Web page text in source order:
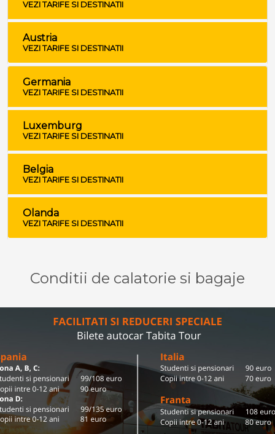
VEZI TARIFE SI DESTINATII
Austria
VEZI TARIFE SI DESTINATII
Germania
VEZI TARIFE SI DESTINATII
Luxemburg
VEZI TARIFE SI DESTINATII
Belgia
VEZI TARIFE SI DESTINATII
Olanda
VEZI TARIFE SI DESTINATII
Conditii de calatorie si bagaje